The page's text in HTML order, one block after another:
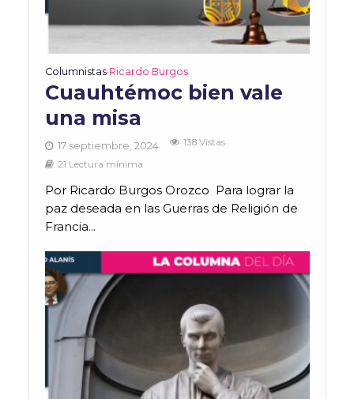
Columnistas•Ricardo Burgos
Cuauhtémoc bien vale
una misa
17 septiembre, 2024
138 Vistas
21 Lectura mínima
Por Ricardo Burgos Orozco Para lograr la
paz deseada en las Guerras de Religión de
Francia...